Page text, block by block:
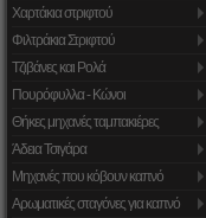
Χαρτάκια στριφτού
Φιλτράκια Στριφτού
Τζιβάνες και Ρολά
Πουρόφυλλα - Κώνοι
Θήκες μηχανές ταμπακιέρες
Άδεια Τσιγάρα
Μηχανές που κόβουν καπνό
Αρωματικές σταγόνες για καπνό